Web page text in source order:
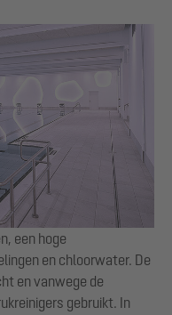
een hoge
en chloorwater. De
en vanwege de
gebruikt. In